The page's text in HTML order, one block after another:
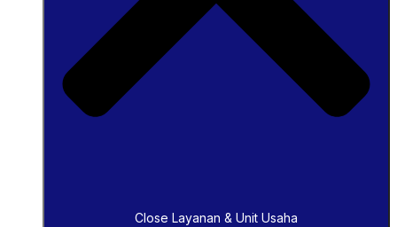
Close Layanan & Unit Usaha